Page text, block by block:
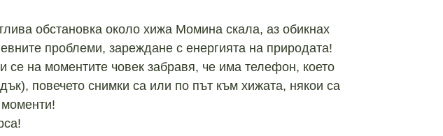
обстановка около хижа Момина скала, аз обикнах
проблеми, зареждане с енергията на природата!
на моментите човек забравя, че има телефон, което
повечето снимки са или по път към хижата, някои са
моменти!